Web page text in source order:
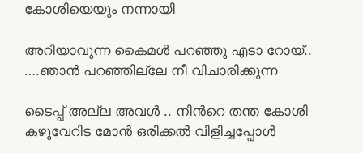
കോശിയെയും നന്നായി
അറിയാവുന്ന കൈമള്‍ പറഞ്ഞു എടാ റോയ്..
….ഞാന്‍ പറഞ്ഞില്ലേ നീ വിചാരിക്കുന്ന
ടൈപ്പ് അല്ല അവള്‍ .. നിന്‍റെ തന്ത കോശി
കഴുവേറിട മോന്‍ ഒരിക്കല്‍ വിളിച്ചപ്പോള്‍